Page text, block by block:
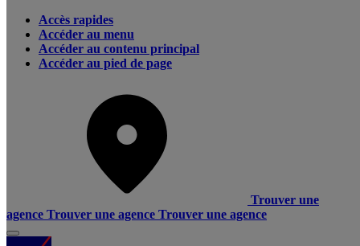
Accès rapides
Accéder au menu
Accéder au contenu principal
Accéder au pied de page
Trouver une
agence Trouver une agence Trouver une agence